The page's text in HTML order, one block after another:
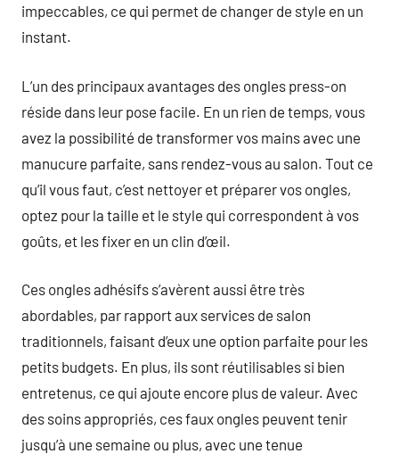
impeccables, ce qui permet de changer de style en un
instant.
L’un des principaux avantages des ongles press-on
réside dans leur pose facile. En un rien de temps, vous
avez la possibilité de transformer vos mains avec une
manucure parfaite, sans rendez-vous au salon. Tout ce
qu’il vous faut, c’est nettoyer et préparer vos ongles,
optez pour la taille et le style qui correspondent à vos
goûts, et les fixer en un clin d’œil.
Ces ongles adhésifs s’avèrent aussi être très
abordables, par rapport aux services de salon
traditionnels, faisant d’eux une option parfaite pour les
petits budgets. En plus, ils sont réutilisables si bien
entretenus, ce qui ajoute encore plus de valeur. Avec
des soins appropriés, ces faux ongles peuvent tenir
jusqu’à une semaine ou plus, avec une tenue